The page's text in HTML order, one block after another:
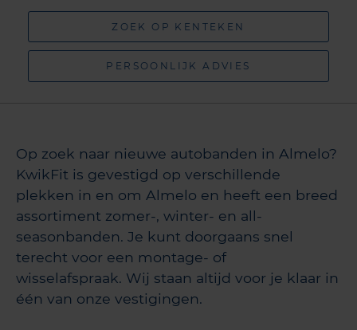
ZOEK OP KENTEKEN
PERSOONLIJK ADVIES
Op zoek naar nieuwe autobanden in Almelo?
KwikFit is gevestigd op verschillende
plekken in en om Almelo en heeft een breed
assortiment zomer-, winter- en all-
seasonbanden. Je kunt doorgaans snel
terecht voor een montage- of
wisselafspraak. Wij staan altijd voor je klaar in
één van onze vestigingen.